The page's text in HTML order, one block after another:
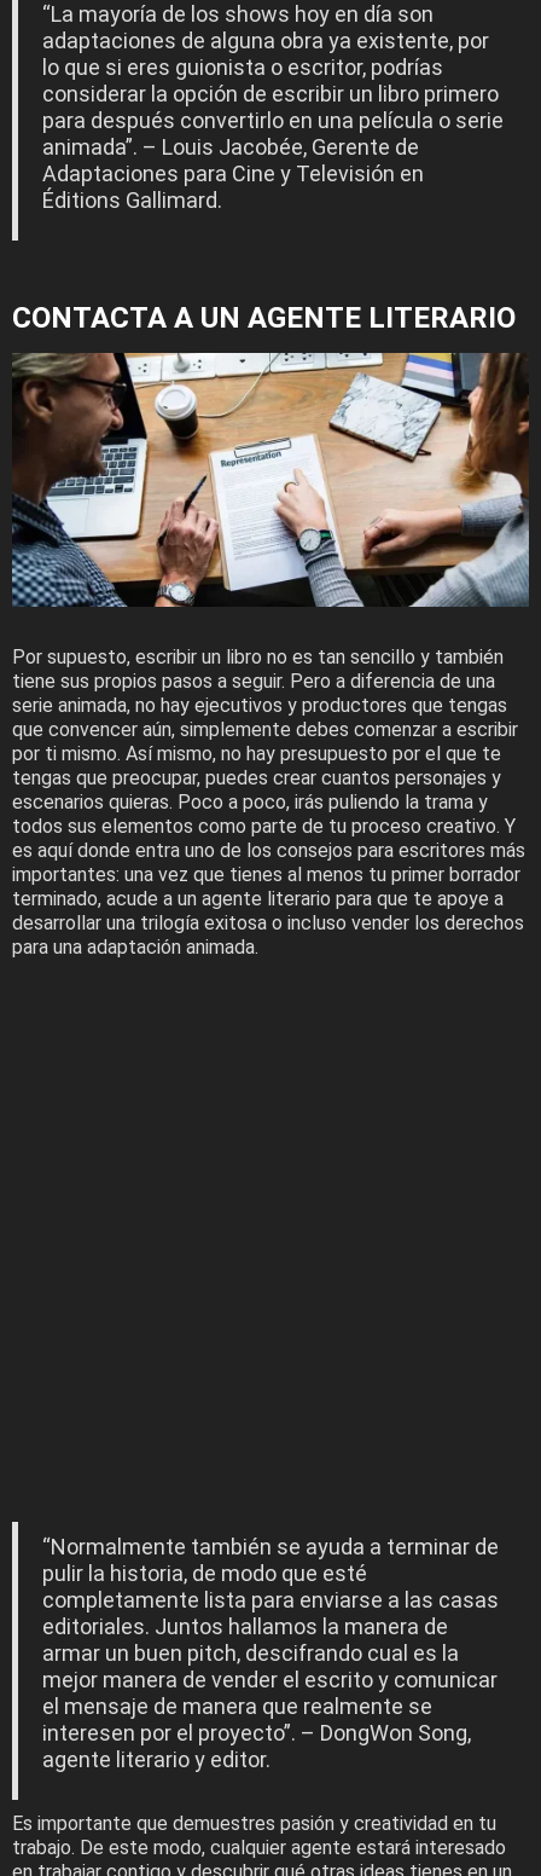
“La mayoría de los shows hoy en día son
adaptaciones de alguna obra ya existente, por
lo que si eres guionista o escritor, podrías
considerar la opción de escribir un libro primero
para después convertirlo en una película o serie
animada”. – Louis Jacobée, Gerente de
Adaptaciones para Cine y Televisión en
Éditions Gallimard.
CONTACTA A UN AGENTE LITERARIO
Por supuesto, escribir un libro no es tan sencillo y también
tiene sus propios pasos a seguir. Pero a diferencia de una
serie animada, no hay ejecutivos y productores que tengas
que convencer aún, simplemente debes comenzar a escribir
por ti mismo. Así mismo, no hay presupuesto por el que te
tengas que preocupar, puedes crear cuantos personajes y
escenarios quieras. Poco a poco, irás puliendo la trama y
todos sus elementos como parte de tu proceso creativo. Y
es aquí donde entra uno de los consejos para escritores más
importantes: una vez que tienes al menos tu primer borrador
terminado, acude a un agente literario para que te apoye a
desarrollar una trilogía exitosa o incluso vender los derechos
para una adaptación animada.
“Normalmente también se ayuda a terminar de
pulir la historia, de modo que esté
completamente lista para enviarse a las casas
editoriales. Juntos hallamos la manera de
armar un buen pitch, descifrando cual es la
mejor manera de vender el escrito y comunicar
el mensaje de manera que realmente se
interesen por el proyecto”. – DongWon Song,
agente literario y editor.
Es importante que demuestres pasión y creatividad en tu
trabajo. De este modo, cualquier agente estará interesado